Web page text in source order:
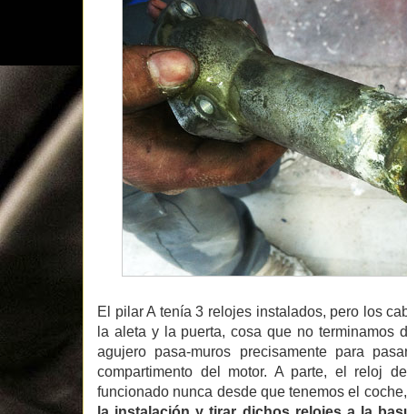
El pilar A tenía 3 relojes instalados, pero los
la aleta y la puerta, cosa que no terminamos
agujero pasa-muros precisamente para
compartimento del motor. A parte, el reloj
funcionado nunca desde que tenemos el